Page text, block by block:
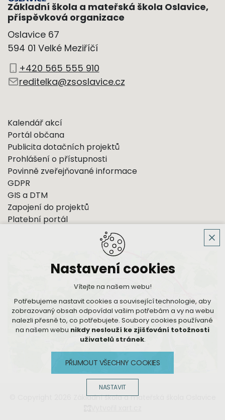
Základní škola a mateřská škola Oslavice,
příspěvková organizace
Oslavice 67
594 01 Velké Meziříčí
+420 565 555 910
reditelka@zsoslavice.cz
Kalendář akcí
Portál občana
Publicita dotačních projektů
Prohlášení o přístupnosti
Povinně zveřejňované informace
GDPR
GIS a DTM
Zapojení do projektů
Platební portál
© Copyright 2026 Základní škola a mateřská škola Oslavice
Nastavení cookies
Vítejte na našem webu!
Potřebujeme nastavit cookies a související technologie, aby
zobrazovaný obsah odpovídal vašim potřebám a vy na webu
nalezli přesně to, co potřebujete. Soubory cookies používané
na našem webu nikdy neslouží ke zjišťování totožnosti
uživatelů stránek.
PŘIJMOUT VŠECHNY COOKIES
NASTAVIT